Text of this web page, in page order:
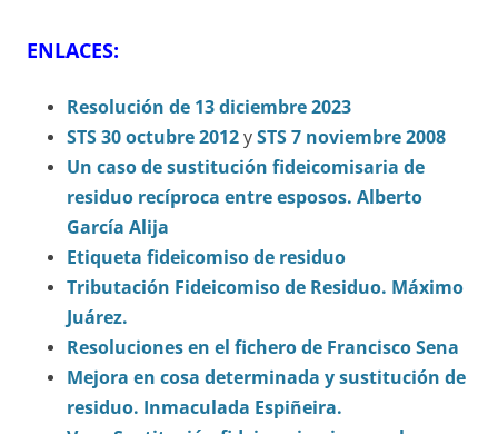
ENLACES:
Resolución de 13 diciembre 2023
STS 30 octubre 2012ySTS 7 noviembre 2008
Un caso de sustitución fideicomisaria de
residuo recíproca entre esposos. Alberto
García Alija
Etiqueta fideicomiso de residuo
Tributación Fideicomiso de Residuo. Máximo
Juárez.
Resoluciones en el fichero de Francisco Sena
Mejora en cosa determinada y sustitución de
residuo. Inmaculada Espiñeira.